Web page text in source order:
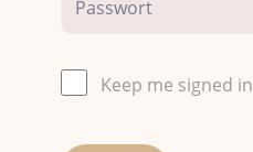
Keep me signed in